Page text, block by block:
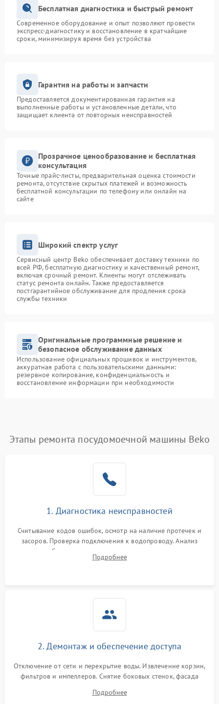
Бесплатная диагностика и быстрый ремонт
Современное оборудование и опыт позволяют провести
экспресс-диагностику и восстановление в кратчайшие
сроки, минимизируя время без устройства
Гарантия на работы и запчасти
Предоставляется документированная гарантия на
выполненные работы и установленные детали, что
защищает клиента от повторных неисправностей
Прозрачное ценообразование и бесплатная
консультация
Точные прайс-листы, предварительная оценка стоимости
ремонта, отсутствие скрытых платежей и возможность
бесплатной консультации по телефону или онлайн на
сайте
Широкий спектр услуг
Сервисный центр Beko обеспечивает доставку техники по
всей РФ, бесплатную диагностику и качественный ремонт,
включая срочный ремонт. Клиенты могут отслеживать
статус ремонта онлайн. Также предоставляется
постгарантийное обслуживание для продления срока
службы техники
Оригинальные программные решение и
безопасное обслуживание данных
Использование официальных прошивок и инструментов,
аккуратная работа с пользовательскими данными:
резервное копирование, конфиденциальность и
восстановление информации при необходимости
Этапы ремонта посудомоечной машины Beko
1. Диагностика неисправностей
Считывание кодов ошибок, осмотр на наличие протечек и
засоров. Проверка подключения к водопроводу. Анализ
жалоб на отсутствие слива, нагрева, вращения
разбрызгивателей или срабатывание системы защиты
Подробнее
2. Демонтаж и обеспечение доступа
Отключение от сети и перекрытие воды. Извлечение корзин,
фильтров и импеллеров. Снятие боковых стенок, фасада
циркуляционному насосу, ТЭНу и сливной помпе.
Подробнее